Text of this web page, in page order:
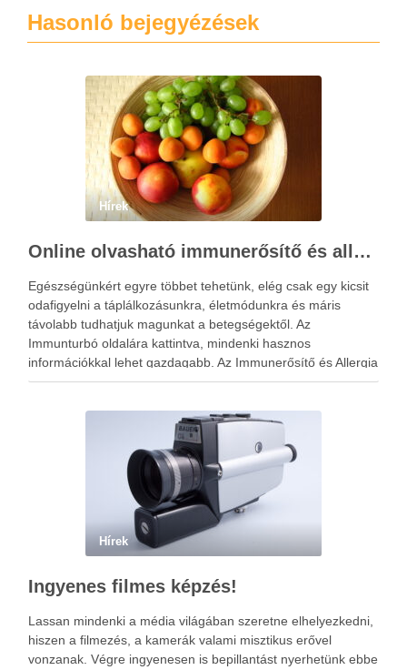
Hasonló bejegyézések
Hírek
Online olvasható immunerősítő és allergia ellenes tippek
Egészségünkért egyre többet tehetünk, elég csak egy kicsit
odafigyelni a táplálkozásunkra, életmódunkra és máris
távolabb tudhatjuk magunkat a betegségektől. Az
Immunturbó oldalára kattintva, mindenki hasznos
információkkal lehet gazdagabb. Az Immunerősítő és Allergia
ellenes tippek mindenkinek a hasznára lehet.
az autoimmun betegségek felismeréséről, kezelhetőségeiről.
Hírek
Ingyenes filmes képzés!
Lassan mindenki a média világában szeretne elhelyezkedni,
hiszen a filmezés, a kamerák valami misztikus erővel
vonzanak. Végre ingyenesen is bepillantást nyerhetünk ebbe